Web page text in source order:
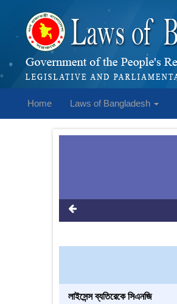
Home Laws of Bangladesh
লাইসেন্স ব্যতিরেকে সিএনজি